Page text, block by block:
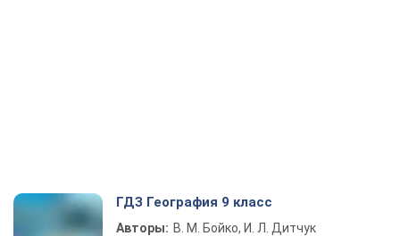
ГДЗ География 9 класс
Авторы: В. М. Бойко, И. Л. Дитчук